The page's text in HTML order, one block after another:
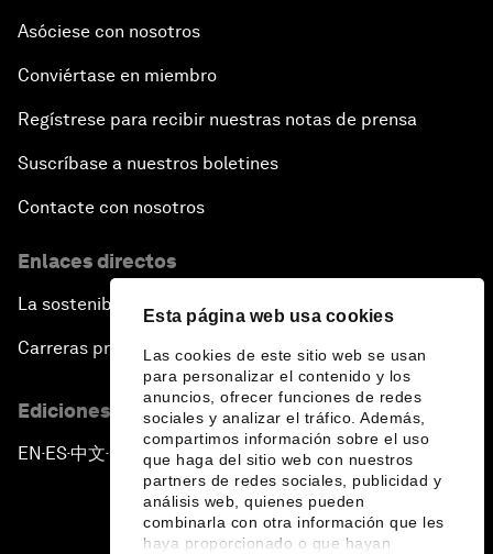
Esta página web usa cookies
Las cookies de este sitio web se usan
para personalizar el contenido y los
anuncios, ofrecer funciones de redes
sociales y analizar el tráfico. Además,
compartimos información sobre el uso
que haga del sitio web con nuestros
partners de redes sociales, publicidad y
análisis web, quienes pueden
combinarla con otra información que les
haya proporcionado o que hayan
Asóciese con nosotros
Conviértase en miembro
Regístrese para recibir nuestras notas de prensa
Suscríbase a nuestros boletines
Contacte con nosotros
Enlaces directos
La sostenibilidad en el Foro
Carreras profesionales
Ediciones en otros idiomas
EN ▪ES▪中文▪ 日本語